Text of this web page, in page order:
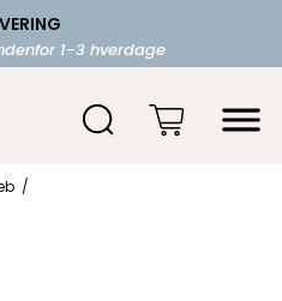
1-3 hverdage
OVER 599.-
fra 39,-
/